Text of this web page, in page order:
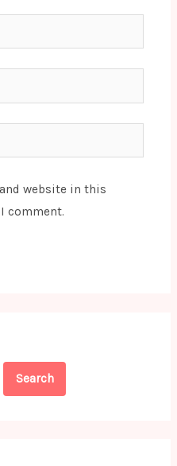
website in this
comment.
Search